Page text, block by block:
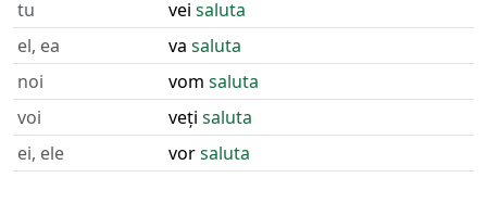
tu
vei saluta
el, ea
va saluta
noi
vom saluta
voi
veți saluta
ei, ele
vorsaluta